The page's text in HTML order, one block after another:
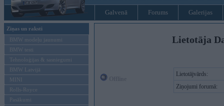
Galvenā Forums Galerijas
Ziņas un raksti
BMW modeļu jaunumi
BMW testi
Tehnoloģijas & sasniegumi
BMW Latvijā
MINI
Rolls-Royce
Pasākumi
Lietotāja
Lietotājvārds:
Ziņojumi forumā: